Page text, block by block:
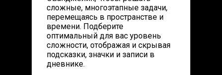
сложные, многоэтапные задачи,
перемещаясь в пространстве и
времени. Подберите
оптимальный для вас уровень
сложности, отображая и скрывая
подсказки, значки и записи в
дневнике.